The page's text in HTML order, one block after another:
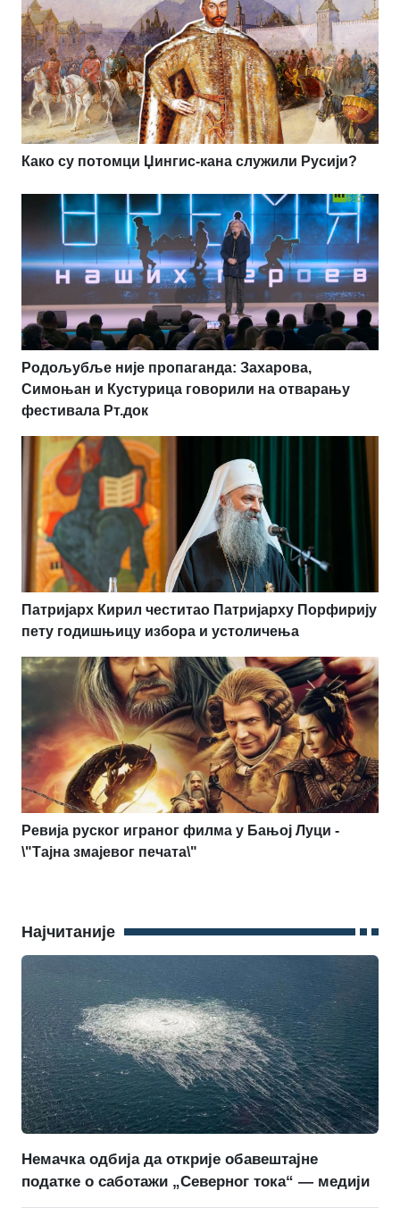
Како су потомци Џингис-кана служили Русији?
Родољубље није пропаганда: Захарова,
Симоњан и Кустурица говорили на отварању
фестивала Рт.док
Патријарх Кирил честитао Патријарху Порфирију
пету годишњицу избора и устоличења
Ревија руског играног филма у Бањој Луци -
\"Tајна змајевог печата\"
Најчитаније
Немачка одбија да открије обавештајне
податке о саботажи „Северног тока“ — медији